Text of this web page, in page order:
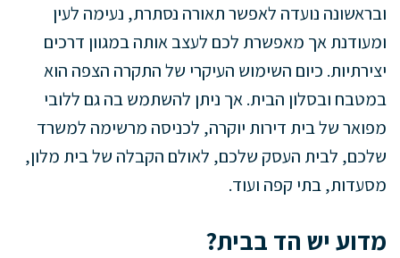
ובראשונה נועדה לאפשר תאורה נסתרת, נעימה לעין
ומעודנת אך מאפשרת לכם לעצב אותה במגוון דרכים
יצירתיות. כיום השימוש העיקרי של התקרה הצפה הוא
במטבח ובסלון הבית. אך ניתן להשתמש בה גם ללובי
מפואר של בית דירות יוקרה, לכניסה מרשימה למשרד
שלכם, לבית העסק שלכם, לאולם הקבלה של בית מלון,
מסעדות, בתי קפה ועוד.
מדוע יש הד בבית?